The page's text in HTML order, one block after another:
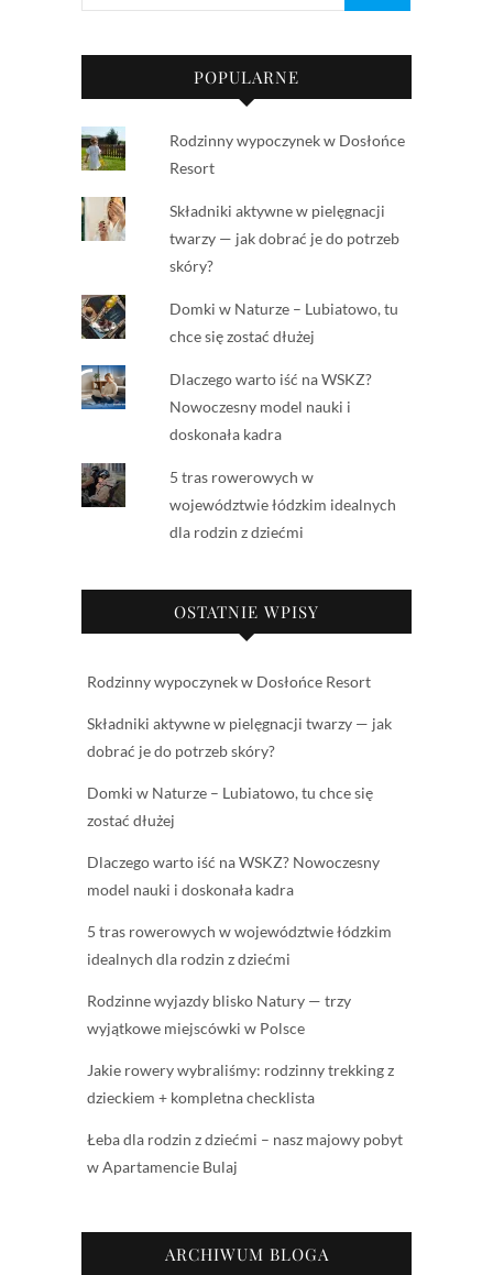
POPULARNE
Rodzinny wypoczynek w Dosłońce
Resort
Składniki aktywne w pielęgnacji
twarzy — jak dobrać je do potrzeb
skóry?
Domki w Naturze – Lubiatowo, tu
chce się zostać dłużej
Dlaczego warto iść na WSKZ?
Nowoczesny model nauki i
doskonała kadra
5 tras rowerowych w
województwie łódzkim idealnych
dla rodzin z dziećmi
OSTATNIE WPISY
Rodzinny wypoczynek w Dosłońce Resort
Składniki aktywne w pielęgnacji twarzy — jak
dobrać je do potrzeb skóry?
Domki w Naturze – Lubiatowo, tu chce się
zostać dłużej
Dlaczego warto iść na WSKZ? Nowoczesny
model nauki i doskonała kadra
5 tras rowerowych w województwie łódzkim
idealnych dla rodzin z dziećmi
Rodzinne wyjazdy blisko Natury — trzy
wyjątkowe miejscówki w Polsce
Jakie rowery wybraliśmy: rodzinny trekking z
dzieckiem + kompletna checklista
Łeba dla rodzin z dziećmi – nasz majowy pobyt
w Apartamencie Bulaj
ARCHIWUM BLOGA